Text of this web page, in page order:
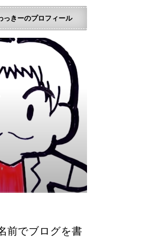
っきーのプロフィール
前でブログを書